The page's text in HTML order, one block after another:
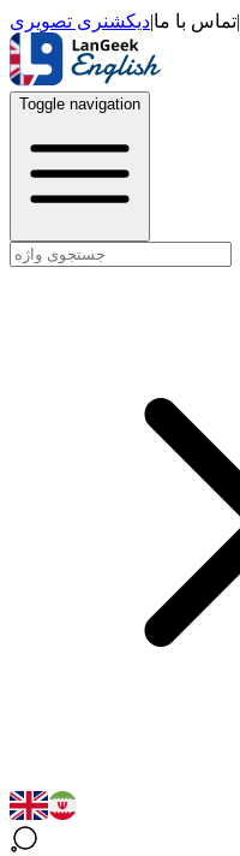
|تماس با ما|دیکشنری تصویری
Toggle navigation